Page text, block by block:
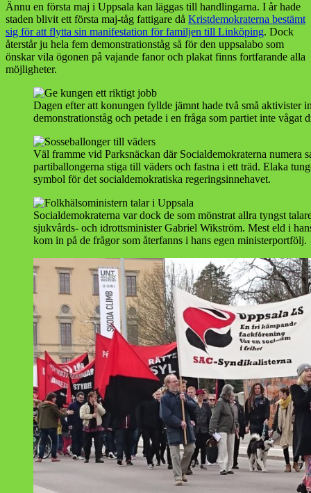
Ännu en första maj i Uppsala kan läggas till handlingarna. I år hade
staden blivit ett första maj-tåg fattigare då Kristdemokraterna bestämt
sig för att flytta sin manifestation för familjen till Linköping. Dock
återstår ju hela fem demonstrationståg så för den uppsalabo som
önskar vila ögonen på vajande fanor och plakat finns fortfarande alla
möjligheter.
Dagen efter att konungen fyllde jämnt hade två små aktivister
demonstrationståg och petade i en fråga som partiet inte vågat
Väl framme vid Parksnäckan där Socialdemokraterna numera
partiballongerna stiga till väders och fastna i ett träd. Elaka
symbol för det socialdemokratiska regeringsinnehavet.
Socialdemokraterna var dock de som mönstrat allra tyngst
sjukvårds- och idrottsminister Gabriel Wikström. Mest eld i
kom in på de frågor som återfanns i hans egen ministerportfölj.